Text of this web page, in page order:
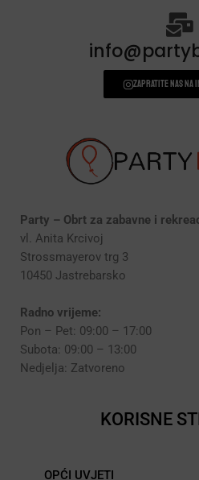
Zapratite nas na
Party – Obrt za zabavne i
vl. Anita Krcivoj
Strossmayerov trg 3
10450 Jastrebarsko
Radno vrijeme:
Pon – Pet: 09:00 – 17:00
Subota: 09:00 – 13:00
Nedjelja: Zatvoreno
KORISNE
OPĆI UVJETI